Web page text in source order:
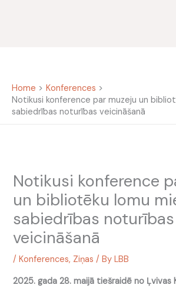
Home
Konferences
Notikusi konference par muzeju un
sabiedrības noturības veicināšanā
Notikusi konference
un bibliotēku lomu
sabiedrības noturības
veicināšanā
/Konferences, Ziņas / ByLBB
2025. gada 28. maijā tiešraidē no Ļvivas